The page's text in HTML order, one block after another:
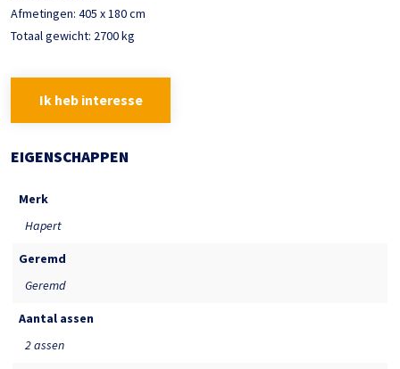
Afmetingen: 405 x 180 cm
Totaal gewicht: 2700 kg
Ik heb interesse
EIGENSCHAPPEN
Merk
Hapert
Geremd
Geremd
Aantal assen
2 assen